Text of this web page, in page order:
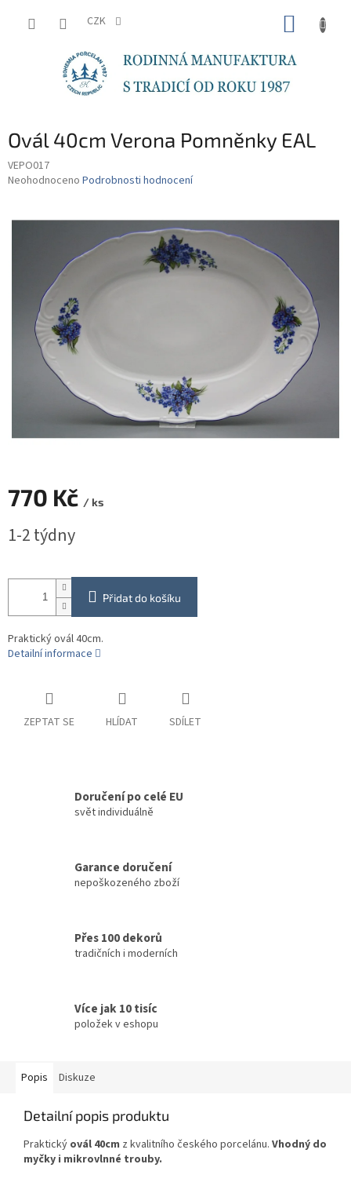
CZK
Ovál 40cm Verona Pomněnky EAL
VEPO017
Průměrné
je
hvězdiček.
Neohodnoceno Podrobnosti hodnocení
770 Kč / ks
cena:
1-2 týdny
Přidat do košíku
Praktický ovál 40cm.
Detailní informace
ZEPTAT SE HLÍDAT SDÍLET
Doručení po celé EU
svět individuálně
Garance doručení
nepoškozeného zboží
Přes 100 dekorů
tradičních i moderních
Více jak 10 tisíc
položek v eshopu
Popis Diskuze
Detailní popis produktu
Praktický ovál 40cm z kvalitního českého porcelánu. Vhodný do
myčky i mikrovlnné trouby.